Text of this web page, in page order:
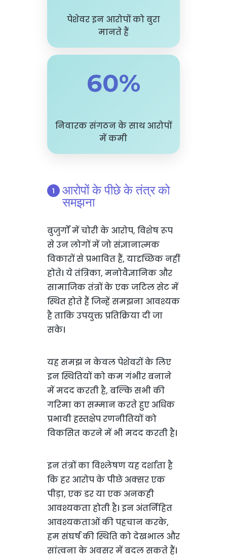
पेशेवर इन आरोपों को बुरा
मानते हैं
60%
निवारक संगठन के साथ आरोपों
में कमी
आरोपों के पीछे के तंत्र को
समझना
बुजुर्गों में चोरी के आरोप, विशेष रूप
से उन लोगों में जो संज्ञानात्मक
विकारों से प्रभावित हैं, यादृच्छिक नहीं
होते। ये तंत्रिका, मनोवैज्ञानिक और
सामाजिक तंत्रों के एक जटिल सेट में
स्थित होते हैं जिन्हें समझना आवश्यक
है ताकि उपयुक्त प्रतिक्रिया दी जा
सके।
यह समझ न केवल पेशेवरों के लिए
इन स्थितियों को कम गंभीर बनाने
में मदद करती है, बल्कि सभी की
गरिमा का सम्मान करते हुए अधिक
प्रभावी हस्तक्षेप रणनीतियों को
विकसित करने में भी मदद करती है।
इन तंत्रों का विश्लेषण यह दर्शाता है
कि हर आरोप के पीछे अक्सर एक
पीड़ा, एक डर या एक अनकही
आवश्यकता होती है। इन अंतर्निहित
आवश्यकताओं की पहचान करके,
हम संघर्ष की स्थिति को देखभाल और
सांत्वना के अवसर में बदल सकते हैं।